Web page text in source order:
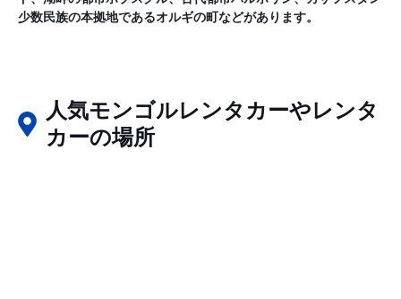
少数民族の本拠地であるオルギの町などがあります。
人気モンゴルレンタカーやレンタ
カーの場所